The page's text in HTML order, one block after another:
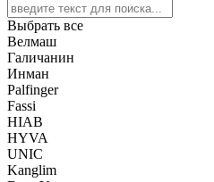
Выбрать все
Велмаш
Галичанин
Инман
Palfinger
Fassi
HIAB
HYVA
UNIC
Kanglim